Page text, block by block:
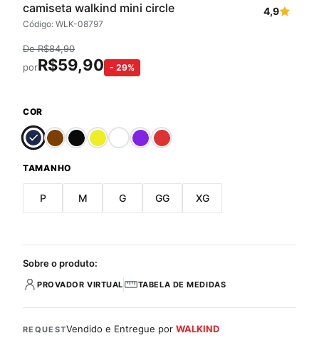
camiseta walkind mini circle
Código: WLK-08797
4,9
DeR$84,90
porR$59,90 - 29%
COR
TAMANHO
P M G GG XG
Sobre o produto:
PROVADOR VIRTUAL TABELA DE MEDIDAS
REQUESTVendido e Entregue porWALKIND